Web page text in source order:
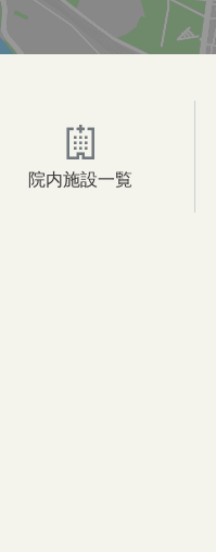
院内施設一覧